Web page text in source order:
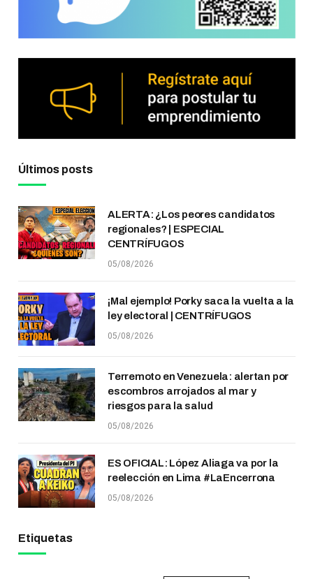
Últimos posts
ALERTA: ¿Los peores candidatos
regionales? | ESPECIAL
CENTRÍFUGOS
05/08/2026
¡Mal ejemplo! Porky saca la vuelta a la
ley electoral | CENTRÍFUGOS
05/08/2026
Terremoto en Venezuela: alertan por
escombros arrojados al mar y
riesgos para la salud
05/08/2026
ES OFICIAL: López Aliaga va por la
reelección en Lima #LaEncerrona
05/08/2026
Etiquetas